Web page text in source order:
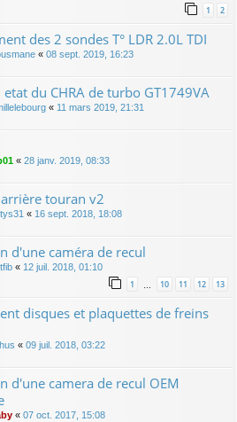
1 2
des 2 sondes T° LDR 2.0L TDI
« 08 sept. 2019, 16:23
du CHRA de turbo GT1749VA
« 11 mars 2019, 21:31
« 28 janv. 2019, 08:33
touran v2
« 16 sept. 2018, 18:08
d'une caméra de recul
« 12 juil. 2018, 01:10
1 … 10 11 12 13
disques et plaquettes de freins
« 09 juil. 2018, 03:22
d'une camera de recul OEM
« 07 oct. 2017, 15:08